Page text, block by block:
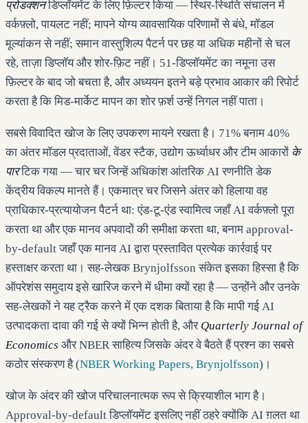
प्रोडक्शनडिप्लॉयमेंट के लिए फ़िल्टर किया — स्थिर-स्थिति संचालन में
वर्कफ़्लो, पायलट नहीं; मापने योग्य व्यावसायिक परिणामों से बंधे, मॉडल
मूल्यांकन से नहीं; समान वास्तुशिल्प पैटर्न पर छह या अधिक महीनों से चल
रहे, ताज़ा डिप्लॉय और शोर-फ़िट नहीं। 51-डिप्लॉयमेंट का नमूना उस
फ़िल्टर के बाद जो बचता है, और अध्ययन इतने बड़े प्रभाव आकार की रिपोर्ट
करता है कि मिड-मार्केट मापन का शोर फ़र्श उन्हें निगल नहीं पाता।
सबसे विवादित खोज के लिए उपकरण मायने रखता है। 71% बनाम 40%
का अंतर मॉडल प्रदाताओं, वेंडर स्टैक, उद्योग ऊर्ध्वाधर और टीम आकारों के
पारटिक गया — चार चर जिन्हें अधिकांश आंतरिक AI रणनीति डेक
केंद्रीय विकल्प मानते हैं। एकमात्र चर जिसने अंतर को हिलाया वह
प्राधिकार-प्रत्यायोजन पैटर्न था: एंड-टू-एंड स्वामित्व जहाँ AI वर्कफ़्लो पूरा
करता था और एक मानव अपवादों की समीक्षा करता था, बनाम approval-
by-default जहाँ एक मानव AI द्वारा प्रस्तावित प्रत्येक कार्रवाई पर
हस्ताक्षर करता था। सह-लेखक Brynjolfsson संकेत इसका हिस्सा है कि
ऑपरेशंस समुदाय इसे खारिज करने में धीमा क्यों रहा है — उन्होंने और उनके
सह-लेखकों ने यह ट्रैक करने में एक दशक बिताया है कि मापी गई AI
उत्पादकता दावा की गई से क्यों भिन्न होती है, और Quarterly Journal of
Economics और NBER साहित्य जिसके अंदर वे बैठते हैं प्रश्न का सबसे
कठोर संस्करण है (NBER Working Papers, Brynjolfsson)।
खोज के अंदर की खोज परिचालनात्मक रूप से क्रियाशील भाग है।
Approval-by-default डिप्लॉयमेंट इसलिए नहीं ठहरे क्योंकि AI ग़लत था